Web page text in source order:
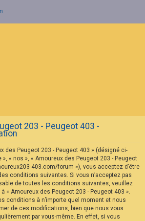
203 - Peugeot 403 -
des Peugeot 203 - Peugeot 403 » (désigné ci-
», « nos », « Amoureux des Peugeot 203 - Peugeot
403.com/forum »), vous acceptez d’être
conditions suivantes. Si vous n’acceptez pas
de toutes les conditions suivantes, veuillez
« Amoureux des Peugeot 203 - Peugeot 403 ».
conditions à n’importe quel moment et nous
de ces modifications, bien que nous vous
par vous-même. En effet, si vous